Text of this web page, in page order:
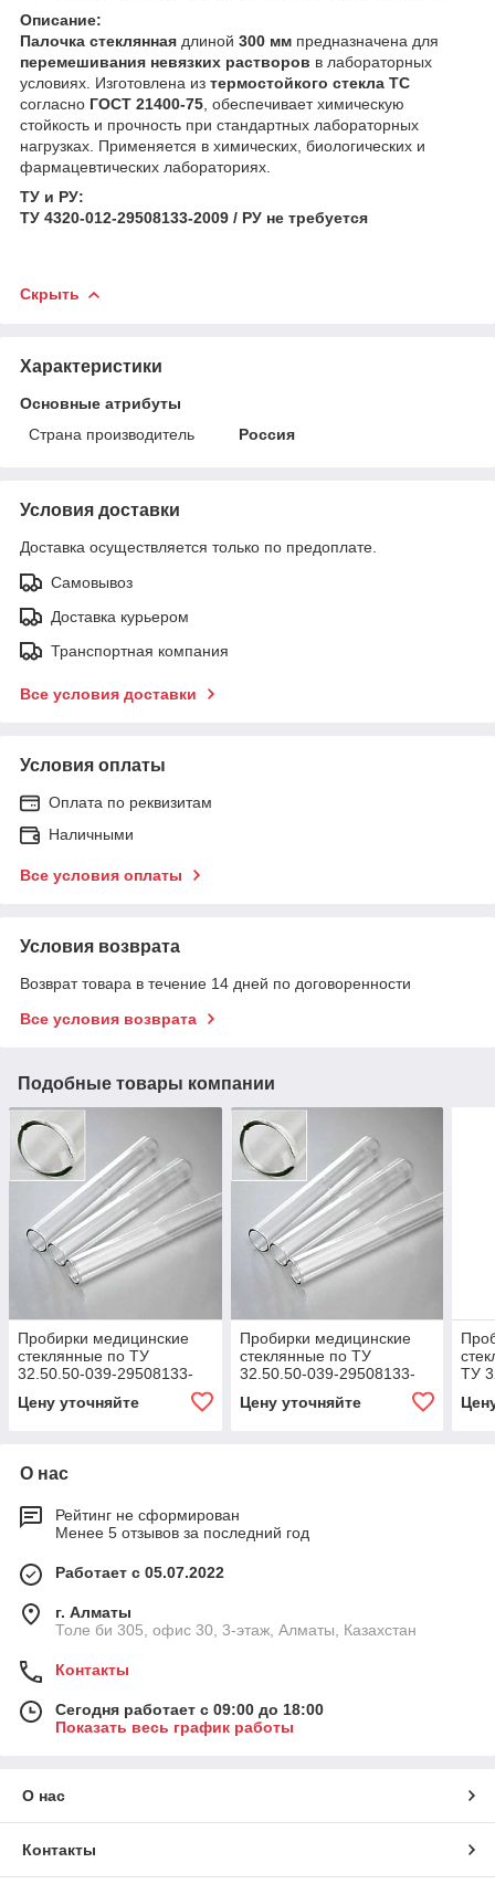
Описание:
Палочка стеклянная длиной 300 мм предназначена для
перемешивания невязких растворов в лабораторных
условиях. Изготовлена из термостойкого стекла ТС
согласно ГОСТ 21400-75 , обеспечивает химическую
стойкость и прочность при стандартных лабораторных
нагрузках. Применяется в химических, биологических и
фармацевтических лабораториях.
ТУ и РУ:
ТУ 4320-012-29508133-2009 / РУ не требуется
Скрыть
Характеристики
Основные атрибуты
Страна производитель
Россия
Условия доставки
Доставка осуществляется только по предоплате.
Самовывоз
Доставка курьером
Транспортная компания
Все условия доставки
Условия оплаты
Оплата по реквизитам
Наличными
Все условия оплаты
Условия возврата
Возврат товара в течение 14 дней по договоренности
Все условия возврата
Подобные товары компании
Пробирки медицинские
стеклянные по ТУ
32.50.50-039-29508133-
2023: Биологическая ПБ2-
16х150
Цену уточняйте
Пробирки медицинские
стеклянные по ТУ
32.50.50-039-29508133-
ПБХ2-16х120
Цену уточняйте
ТУ
О нас
Рейтинг не сформирован
Менее 5 отзывов за последний год
Работает с 05.07.2022
г. Алматы
Толе би 305, офис 30, 3-этаж, Алматы, Казахстан
Контакты
Сегодня работает с 09:00 до 18:00
Показать весь график работы
О нас
Контакты